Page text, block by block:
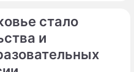
неделю марта
"Сириус" в Сочи
"Образование".
стало
и